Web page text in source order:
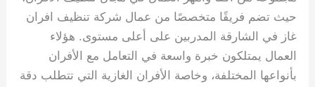
حيث تضم فريقًا متخصصًا من عمال شركة تنظيف افران
غاز في الشارقة المدربين على أعلى مستوى. هؤلاء
العمال يمتلكون خبرة واسعة في التعامل مع الأفران
بأنواعها المختلفة، وخاصة الأفران الغازية التي تتطلب دقة